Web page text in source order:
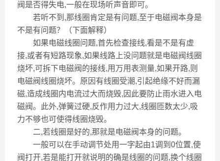
阀是否得失电,一般在现场听声音即可。
若听不到,那线圈肯定是有问题,至于电磁阀本身是
不是有问题？（下面解释）
如果电磁线圈问题,首先检查接线,看是不是有虚
接,或者有短路现象,如果线路上没问题就是电磁阀线圈
烧坏,可拆下电磁阀的接线,用万用表测量,如果开路,则
电磁阀线圈烧坏。原因有线圈受潮,引起绝缘不好而漏
磁,造成线圈内电流过大而烧毁,因此要防止雨水进入电
磁阀。此外,弹簧过硬,反作用力过大,线圈匝数太少,吸
力不够也可使得线圈烧毁。
二,若线圈是好的,那就是电磁阀本身的问题。
一般可以在手动调节处用一字起由1调到0位置,使
阀打开,若是能打开就说明的确是线圈的问题,换个线圈